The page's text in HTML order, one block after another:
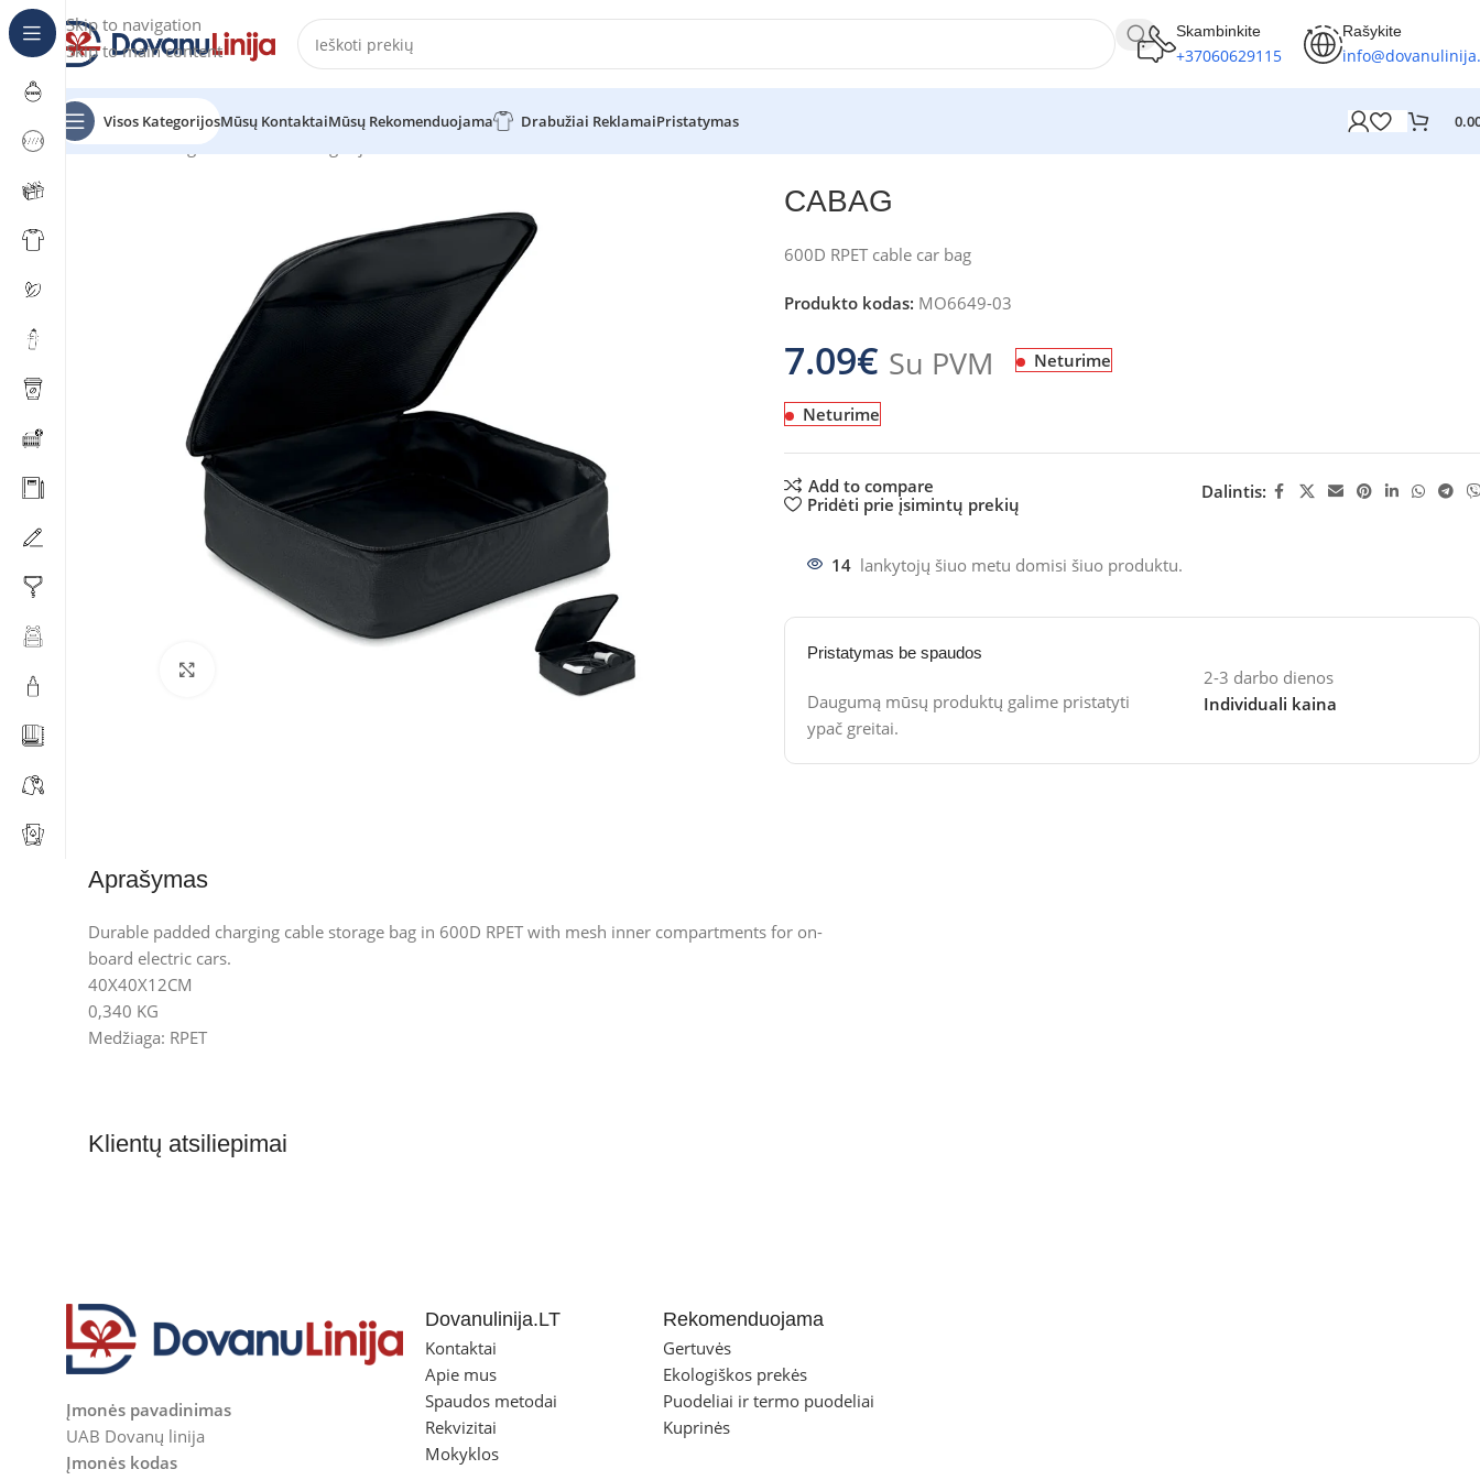
Skip to navigation
Skip to main content
Skambinkite
+37060629115
Rašykite
Visos KategorijosMūsų KontaktaiMūsų Rekomenduojama Drabužiai ReklamaiPristatymas
Pradžia Katalogas
CABAG
600D RPET cable car bag
Produkto kodas: MO6649-03
7.09€ Su PVM Neturime
Neturime
Add to compare
Pridėti prie įsimintų prekių
Dalintis:
14 lankytojų šiuo metu domisi šiuo produktu.
Pristatymas be spaudos
Daugumą mūsų produktų galime pristatyti
ypač greitai.
2-3 darbo dienos
Individuali kaina
Aprašymas
Durable padded charging cable storage bag in 600D RPET with mesh inner compartments for on-
board electric cars.
40X40X12CM
0,340 KG
Medžiaga: RPET
Klientų atsiliepimai
Įmonės pavadinimas
UAB Dovanų linija
Įmonės kodas
Dovanulinija.LT
Kontaktai
Apie mus
Spaudos metodai
Rekvizitai
Mokyklos
Rekomenduojama
Gertuvės
Ekologiškos prekės
Puodeliai ir termo puodeliai
Kuprinės